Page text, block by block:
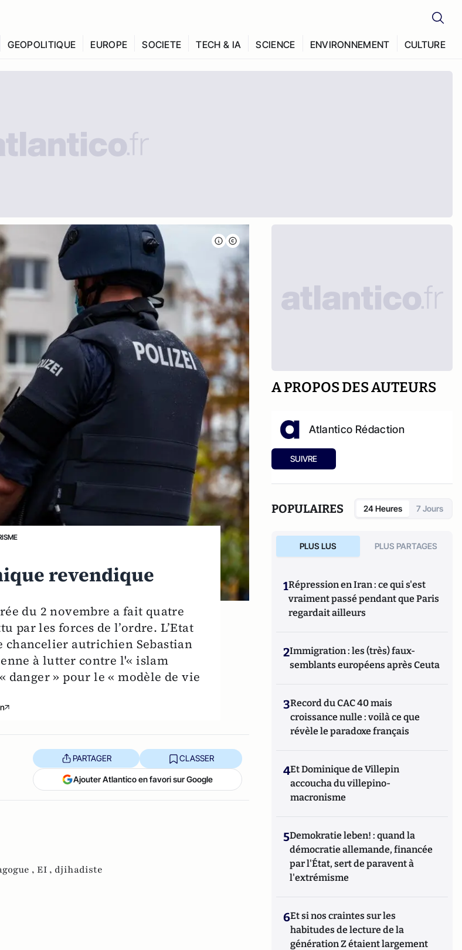
GEOPOLITIQUE EUROPE SOCIETE TECH & IA SCIENCE ENVIRONNEMENT CULTURE
revendique
du 2 novembre a fait quatre
par les forces de l’ordre. L’Etat
autrichien Sebastian
à lutter contre l'« islam
» pour le « modèle de vie
PARTAGER CLASSER
Ajouter Atlantico en favori sur Google
, EI , djihadiste
A PROPOS DES AUTEURS
Atlantico Rédaction
SUIVRE
POPULAIRES 24 Heures 7 Jours
PLUS LUS PLUS PARTAGES
1Répression en Iran : ce qui s'est
vraiment passé pendant que Paris
regardait ailleurs
2Immigration : les (très) faux-
semblants européens après Ceuta
3Record du CAC 40 mais
croissance nulle : voilà ce que
révèle le paradoxe français
4Et Dominique de Villepin
accoucha du villepino-
macronisme
5Demokratie leben! : quand la
démocratie allemande, financée
par l'État, sert de paravent à
l'extrémisme
6Et si nos craintes sur les
habitudes de lecture de la
génération Z étaient largement